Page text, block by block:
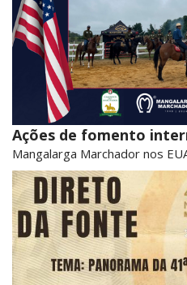
Ações de fomento
Mangalarga Marchador nos